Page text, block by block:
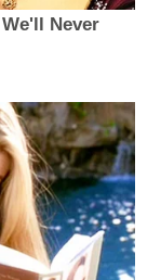
Never